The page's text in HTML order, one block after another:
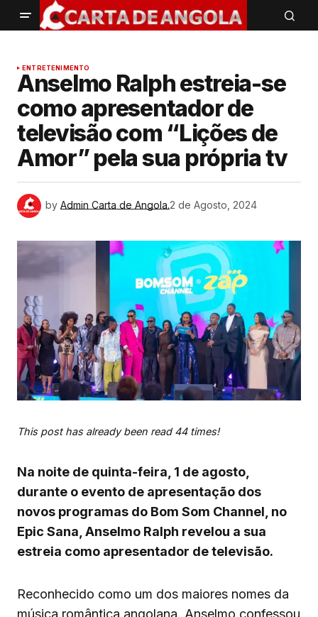
ENTRETENIMENTO
Anselmo Ralph estreia-se
como apresentador de
televisão com “Lições de
Amor” pela sua própria tv
by Admin Carta de Angola.2 de Agosto, 2024
This post has already been read 44 times!
Na noite de quinta-feira, 1 de agosto,
durante o evento de apresentação dos
novos programas do Bom Som Channel, no
Epic Sana, Anselmo Ralph revelou a sua
estreia como apresentador de televisão.
Reconhecido como um dos maiores nomes da
música romântica angolana, Anselmo confessou